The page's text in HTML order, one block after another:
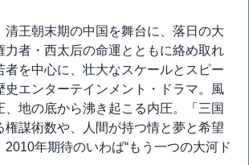
清王朝末期の中国を舞台に、落日の大
力者・西太后の命運とともに絡め取れ
者を中心に、壮大なスケールとスピー
史エンターテインメント・ドラマ。風
、地の底から沸き起こる内圧。「三国
権謀術数や、人間が持つ情と夢と希望
2010年期待のいわば“もう一つの大河ド